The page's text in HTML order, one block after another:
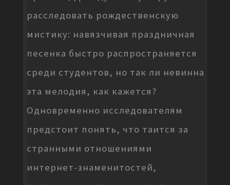
расследовать рождественскую
мистику: навязчивая праздничная
песенка быстро распространяется
среди студентов, но так ли невинна
эта мелодия, как кажется?
Одновременно исследователям
предстоит понять, что таится за
странными отношениями
интернет-знаменитостей,